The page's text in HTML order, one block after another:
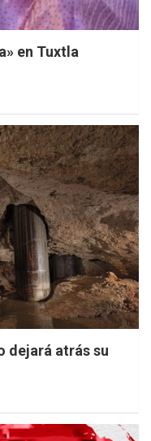
en Tuxtla
dejará atrás su